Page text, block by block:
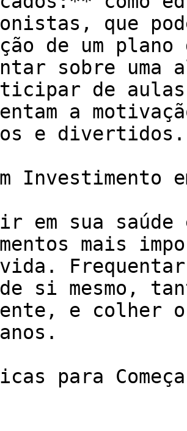
que
de um
sobre uma
de
a
e divertidos.
mais
si mesmo,
e colher